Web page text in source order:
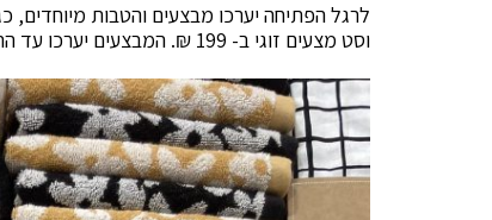
וסט מצעים זוגי ב- 199 ₪. המבצעים יערכו עד התאריך 31.01.23 .